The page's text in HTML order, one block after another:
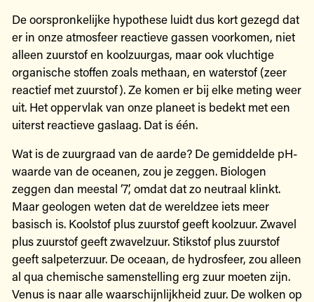
De oorspronkelijke hypothese luidt dus kort gezegd dat
er in onze atmosfeer reactieve gassen voorkomen, niet
alleen zuurstof en koolzuurgas, maar ook vluchtige
organische stoffen zoals methaan, en waterstof (zeer
reactief met zuurstof). Ze komen er bij elke meting weer
uit. Het oppervlak van onze planeet is bedekt met een
uiterst reactieve gaslaag. Dat is één.
Wat is de zuurgraad van de aarde? De gemiddelde pH-
waarde van de oceanen, zou je zeggen. Biologen
zeggen dan meestal ‘7’, omdat dat zo neutraal klinkt.
Maar geologen weten dat de wereldzee iets meer
basisch is. Koolstof plus zuurstof geeft koolzuur. Zwavel
plus zuurstof geeft zwavelzuur. Stikstof plus zuurstof
geeft salpeterzuur. De oceaan, de hydrosfeer, zou alleen
al qua chemische samenstelling erg zuur moeten zijn.
Venus is naar alle waarschijnlijkheid zuur. De wolken op